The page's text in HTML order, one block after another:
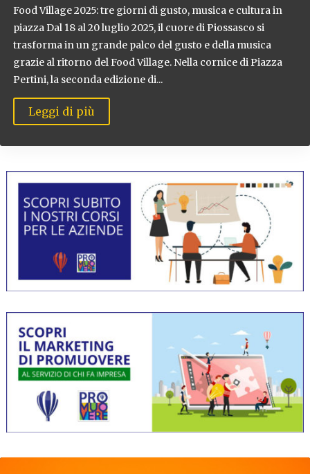
Food Village 2025: tre giorni di gusto, musica e cultura in
piazza Dal 18 al 20 luglio 2025, il cuore di Piossasco si
trasforma in un grande palco del gusto e della musica
grazie al ritorno del Food Village. Nella cornice di Piazza
Pertini, la seconda edizione di...
Leggi di più